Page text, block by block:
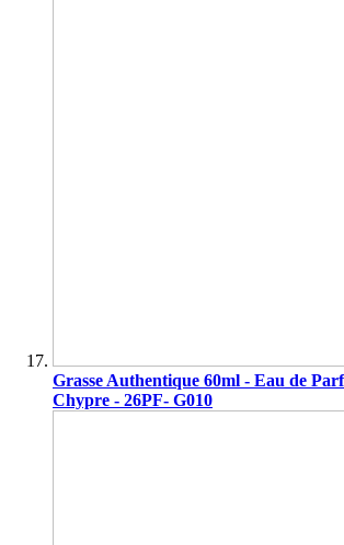
Grasse Authentique 60ml - Eau de
Chypre - 26PF- G010